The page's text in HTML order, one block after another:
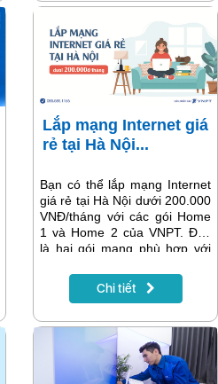
có thể là các gói Home của
VNPT.
Lắp mạng Internet giá
rẻ tại Hà Nội...
Bạn có thể lắp mạng Internet
giá rẻ tại Hà Nội dưới 200.000
VNĐ/tháng với các gói Home
1 và Home 2 của VNPT. Đây
là hai gói mạng phù hợp với
người đi làm có ít nhu cầu sử
dụng Internet ở nhà trong một
chi tiết về từng gói cước và
cách lắp đặt dưới đây để lựa
chọn, sử dụng.
Chi tiết